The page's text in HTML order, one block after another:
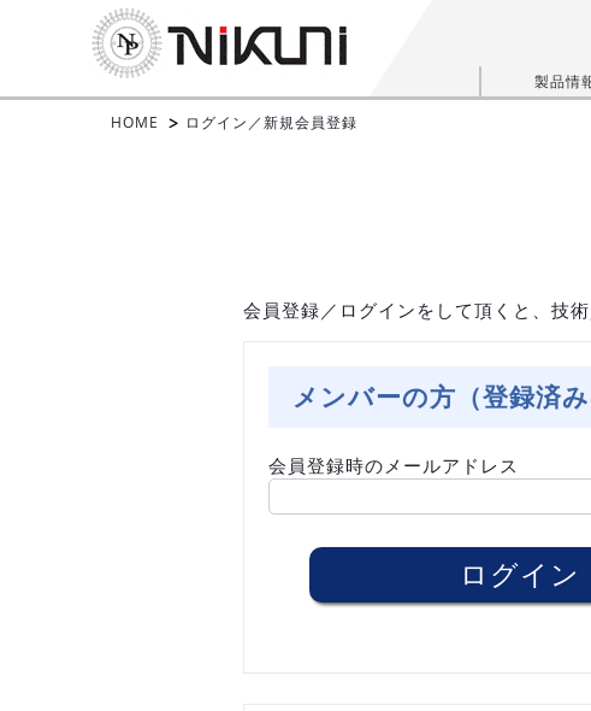
製品情
HOME ログイン／新規会員登録
会員登録／ログインをして頂くと、技
メンバーの方（登録済み
会員登録時のメールアドレス